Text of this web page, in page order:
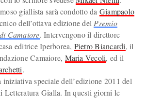
giallista sarà condotto da Giampaolo
dell’ottava edizione del Premio
Camaiore. Intervengono il direttore
editrice Iperborea, Pietro Biancardi, il
Camaiore, Maria Vecoli, ed il
.
speciale dell’edizione 2011 del
Letteratura Gialla. In questi giorni le